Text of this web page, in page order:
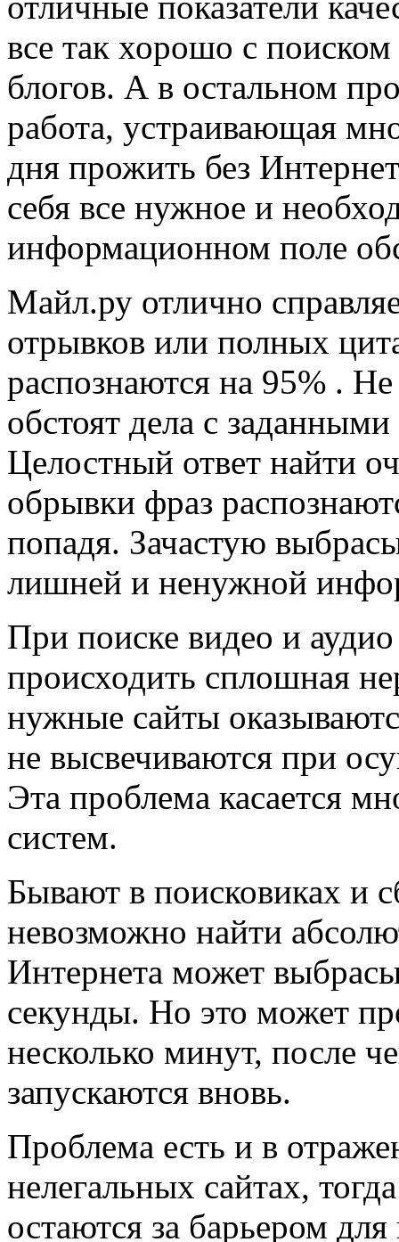
все так хорошо с
блогов. А в остальном
работа, устраивающая
дня прожить без
себя все нужное и
информационном поле
Майл.ру отлично
отрывков или полных
распознаются на 95% .
обстоят дела с
Целостный ответ найти
обрывки фраз
попадя. Зачастую
лишней и ненужной
При поиске видео и
происходить сплошная
нужные сайты
не высвечиваются при
Эта проблема касается
систем.
Бывают в поисковиках и
невозможно найти
Интернета может
секунды. Но это может
несколько минут, после
запускаются вновь.
Проблема есть и в
нелегальных сайтах,
остаются за барьером для